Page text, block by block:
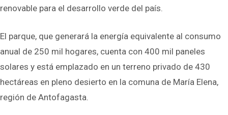
renovable para el desarrollo verde del país.
El parque, que generará la energía equivalente al consumo
anual de 250 mil hogares, cuenta con 400 mil paneles
solares y está emplazado en un terreno privado de 430
hectáreas en pleno desierto en la comuna de María Elena,
región de Antofagasta.